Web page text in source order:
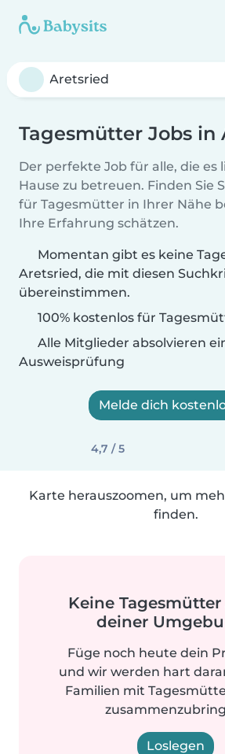
Tagesmütter Jobs in
Der perfekte Job für alle, die es
Hause zu betreuen. Finden Sie
für Tagesmütter in Ihrer Nähe
Ihre Erfahrung schätzen.
Momentan gibt es keine
Aretsried, die mit diesen
übereinstimmen.
100% kostenlos für
Alle Mitglieder absolvieren
Ausweisprüfung
Melde dich
4,7 / 5
Karte herauszoomen, um
finden.
Keine
deiner
Füge noch heute dein
und wir werden hart
Familien mit
Loslegen